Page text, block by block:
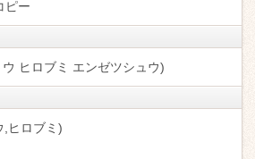
ピー
ヒロブミ エンゼツシュウ)
,ヒロブミ)